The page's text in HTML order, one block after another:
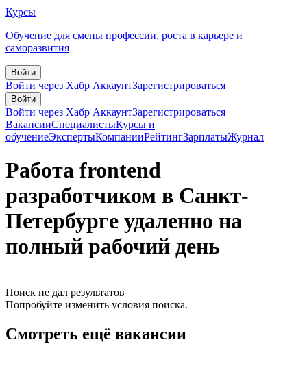
Курсы
Обучение для смены профессии, роста в карьере и
саморазвития
Войти
Войти через Хабр АккаунтЗарегистрироваться
Войти
Войти через Хабр АккаунтЗарегистрироваться
ВакансииСпециалистыКурсы и
обучениеЭкспертыКомпанииРейтингЗарплатыЖурнал
Работа frontend
разработчиком в Санкт-
Петербурге удаленно на
полный рабочий день
Поиск не дал результатов
Попробуйте изменить условия поиска.
Смотреть ещё вакансии